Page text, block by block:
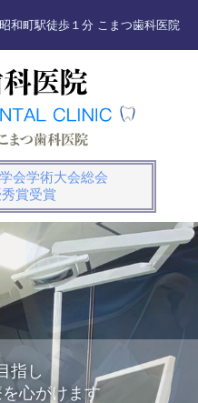
昭和町駅徒歩１分 こまつ歯科医院
会学術大会総会
賞受賞
指し
心がけます